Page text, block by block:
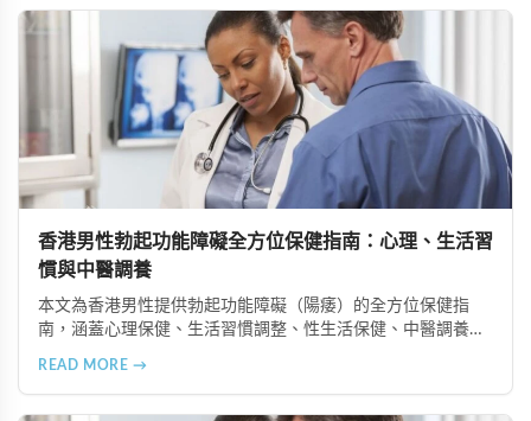
動、健康飲食等預防措施，能有效改善性功能並重拾健康的性
香港男性勃起功能障礙全方位保健指南：心理、生活習
慣與中醫調養
本文為香港男性提供勃起功能障礙（陽痿）的全方位保健指
南，涵蓋心理保健、生活習慣調整、性生活保健、中醫調養及
READ MORE →